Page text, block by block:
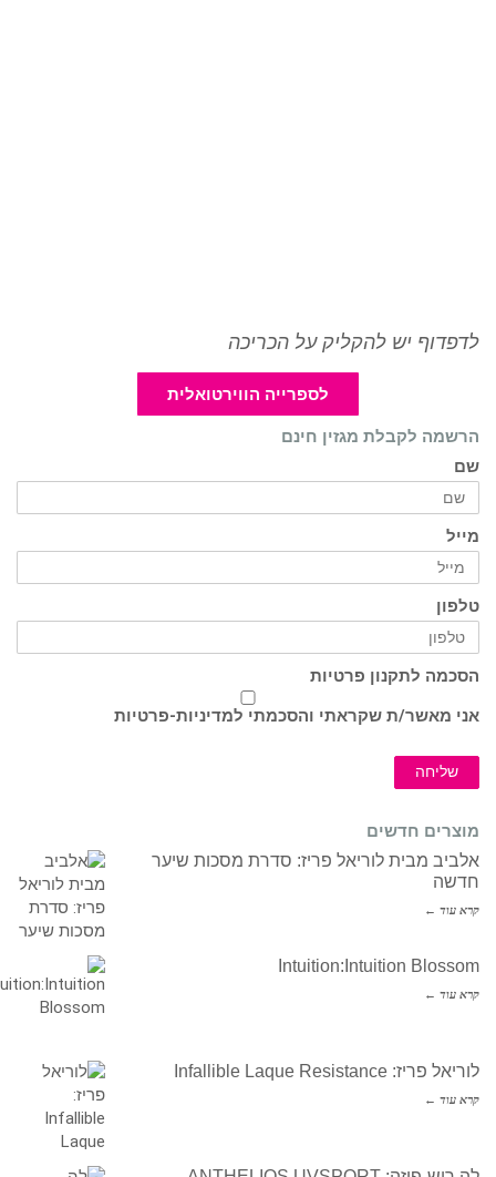
לדפדוף יש להקליק על הכריכה
לספרייה הווירטואלית
הרשמה לקבלת מגזין חינם
שם
מייל
טלפון
הסכמה לתקנון פרטיות
אני מאשר/ת שקראתי והסכמתי למדיניות-פרטיות
שליחה
מוצרים חדשים
אלביב מבית לוריאל פריז: סדרת מסכות שיער
חדשה
קרא עוד ←
Intuition:Intuition Blossom
קרא עוד ←
לוריאל פריז: Infallible Laque Resistance
קרא עוד ←